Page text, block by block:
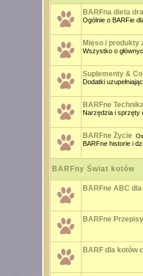
BARFna dieta
Ogólnie o BARFie
Mięso i produkty
Wszystko o
Suplementy & Co
Dodatki
BARFne
Narzędzia i sprzęty
BARFne Życie
BARFne historie i
BARFny Świat kotów
BARFne ABC
BARFne
BARF dla kotów